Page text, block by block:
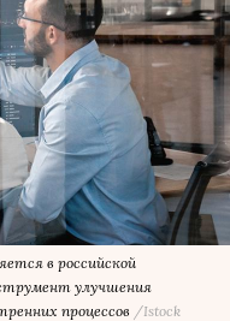
в российской
улучшения
процессов /Istock